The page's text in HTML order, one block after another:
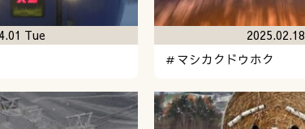
Tue
＃マシカクドウホク